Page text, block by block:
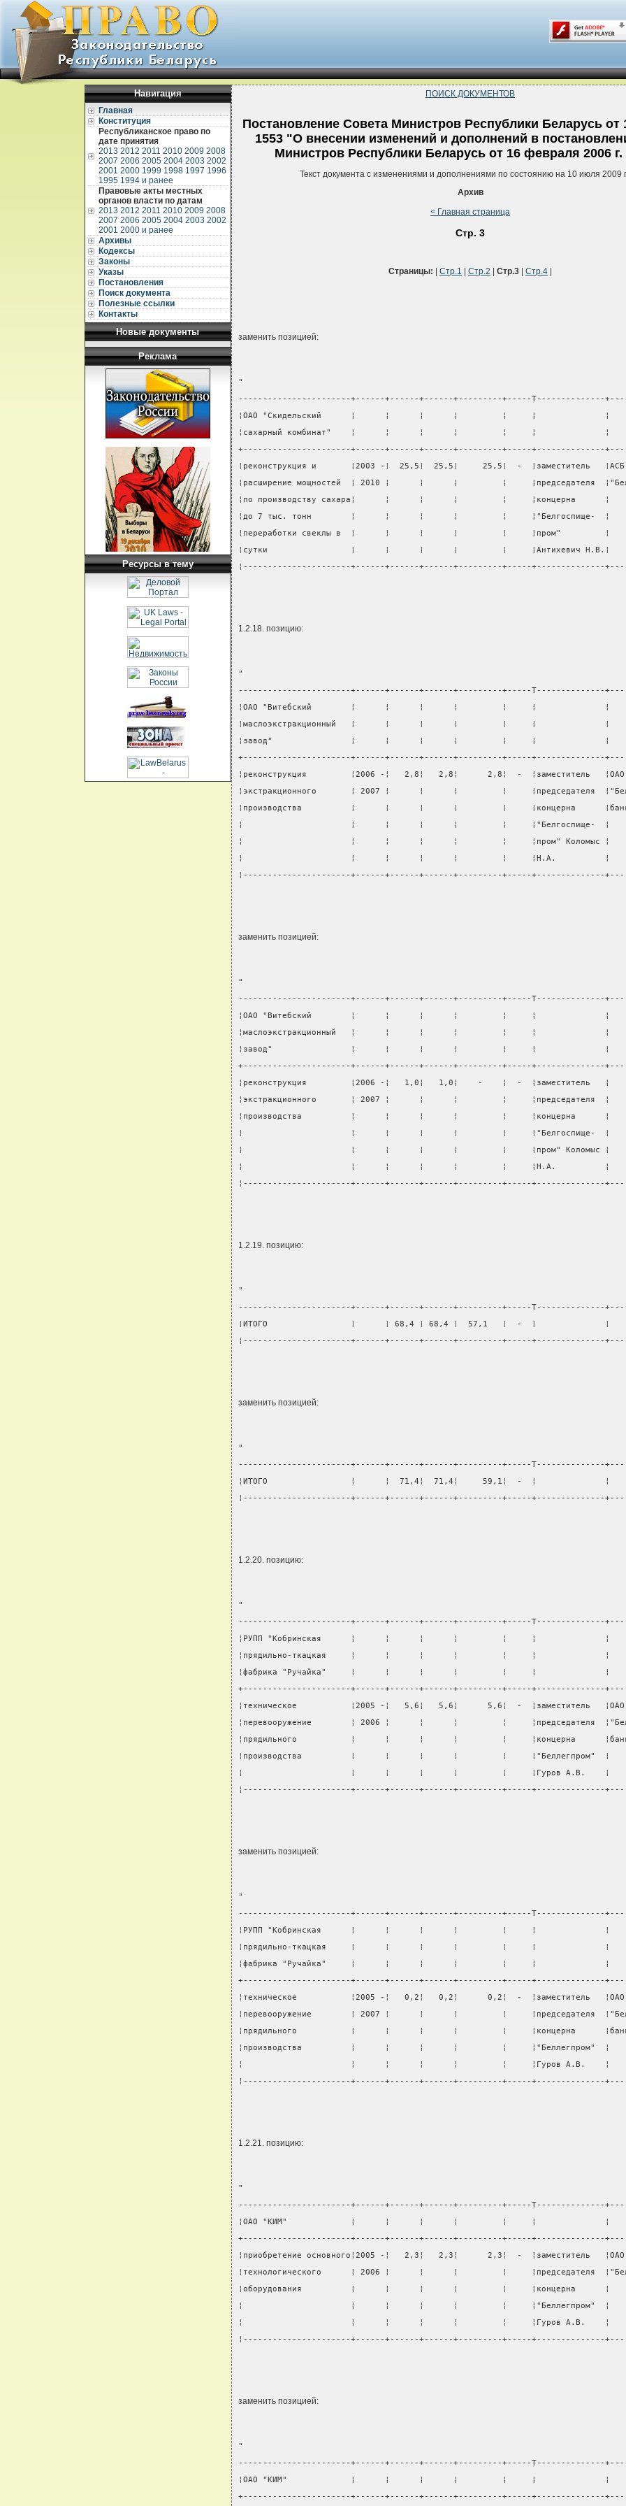
Навигация
Главная
Конституция
Республиканское право по
дате принятия
2013 2012 2011 2010 2009 2008
2007 2006 2005 2004 2003 2002
2001 2000 1999 1998 1997 1996
1995 1994 и ранее
Правовые акты местных
органов власти по датам
2013 2012 2011 2010 2009 2008
2007 2006 2005 2004 2003 2002
2001 2000 и ранее
Архивы
Кодексы
Законы
Указы
Постановления
Поиск документа
Полезные ссылки
Контакты
Новые документы
Реклама
Ресурсы в тему
ПОИСК ДОКУМЕНТОВ
Постановление Совета Министров Республики Беларусь от
1553 "О внесении изменений и дополнений в
Министров Республики Беларусь от 16 февраля 2006 г.
Текст документа с изменениями и дополнениями по состоянию на 10 июля 2009
Архив
< Главная страница
Стр. 3
Страницы: Стр.1 Стр.2 Стр.3 Стр.4
заменить позицией:
"
-----------------------+------+------+------+---------+-----T--------------
¦ОАО "Скидельский      ¦      ¦      ¦      ¦         ¦     ¦              ¦
¦сахарный комбинат"    ¦      ¦      ¦      ¦         ¦     ¦              ¦
+----------------------+------+------+------+---------+-----+--------------
¦реконструкция и       ¦2003 -¦  25,5¦  25,5¦     25,5¦  -  ¦заместитель
¦расширение мощностей  ¦ 2010 ¦      ¦      ¦         ¦     ¦председателя
¦по производству сахара¦      ¦      ¦      ¦         ¦     ¦концерна
¦до 7 тыс. тонн        ¦      ¦      ¦      ¦         ¦     ¦"Белгоспище-
¦переработки свеклы в  ¦      ¦      ¦      ¦         ¦     ¦пром"
¦сутки                 ¦      ¦      ¦      ¦         ¦     ¦Антихевич Н.В.¦
¦----------------------+------+------+------+---------+-----+--------------
1.2.18. позицию:
"
-----------------------+------+------+------+---------+-----T--------------
¦ОАО "Витебский        ¦      ¦      ¦      ¦         ¦     ¦              ¦
¦маслоэкстракционный   ¦      ¦      ¦      ¦         ¦     ¦
¦завод"                ¦      ¦      ¦      ¦         ¦     ¦              ¦
+----------------------+------+------+------+---------+-----+--------------
¦реконструкция         ¦2006 -¦   2,8¦   2,8¦      2,8¦  -  ¦заместитель
¦экстракционного       ¦ 2007 ¦      ¦      ¦         ¦     ¦председателя
¦производства          ¦      ¦      ¦      ¦         ¦     ¦концерна
¦                      ¦      ¦      ¦      ¦         ¦     ¦"Белгоспище-  ¦
¦                      ¦      ¦      ¦      ¦         ¦     ¦пром" Коломыс ¦
¦                      ¦      ¦      ¦      ¦         ¦     ¦Н.А.          ¦
¦----------------------+------+------+------+---------+-----+--------------
заменить позицией:
"
-----------------------+------+------+------+---------+-----T--------------
¦ОАО "Витебский        ¦      ¦      ¦      ¦         ¦     ¦              ¦
¦маслоэкстракционный   ¦      ¦      ¦      ¦         ¦     ¦
¦завод"                ¦      ¦      ¦      ¦         ¦     ¦              ¦
+----------------------+------+------+------+---------+-----+--------------
¦реконструкция         ¦2006 -¦   1,0¦   1,0¦    -    ¦  -  ¦заместитель
¦экстракционного       ¦ 2007 ¦      ¦      ¦         ¦     ¦председателя
¦производства          ¦      ¦      ¦      ¦         ¦     ¦концерна
¦                      ¦      ¦      ¦      ¦         ¦     ¦"Белгоспище-  ¦
¦                      ¦      ¦      ¦      ¦         ¦     ¦пром" Коломыс ¦
¦                      ¦      ¦      ¦      ¦         ¦     ¦Н.А.          ¦
¦----------------------+------+------+------+---------+-----+--------------
1.2.19. позицию:
"
-----------------------+------+------+------+---------+-----T--------------
¦ИТОГО                 ¦      ¦ 68,4 ¦ 68,4 ¦  57,1   ¦  -  ¦              ¦
¦----------------------+------+------+------+---------+-----+--------------
заменить позицией:
"
-----------------------+------+------+------+---------+-----T--------------
¦ИТОГО                 ¦      ¦  71,4¦  71,4¦     59,1¦  -  ¦              ¦
¦----------------------+------+------+------+---------+-----+--------------
1.2.20. позицию:
"
-----------------------+------+------+------+---------+-----T--------------
¦РУПП "Кобринская      ¦      ¦      ¦      ¦         ¦     ¦              ¦
¦прядильно-ткацкая     ¦      ¦      ¦      ¦         ¦     ¦              ¦
¦фабрика "Ручайка"     ¦      ¦      ¦      ¦         ¦     ¦              ¦
+----------------------+------+------+------+---------+-----+--------------
¦техническое           ¦2005 -¦   5,6¦   5,6¦      5,6¦  -  ¦заместитель
¦перевооружение        ¦ 2006 ¦      ¦      ¦         ¦     ¦председателя
¦прядильного           ¦      ¦      ¦      ¦         ¦     ¦концерна
¦производства          ¦      ¦      ¦      ¦         ¦     ¦"Беллегпром"
¦                      ¦      ¦      ¦      ¦         ¦     ¦Гуров А.В.    ¦
¦----------------------+------+------+------+---------+-----+--------------
заменить позицией:
"
-----------------------+------+------+------+---------+-----T--------------
¦РУПП "Кобринская      ¦      ¦      ¦      ¦         ¦     ¦              ¦
¦прядильно-ткацкая     ¦      ¦      ¦      ¦         ¦     ¦              ¦
¦фабрика "Ручайка"     ¦      ¦      ¦      ¦         ¦     ¦              ¦
+----------------------+------+------+------+---------+-----+--------------
¦техническое           ¦2005 -¦   0,2¦   0,2¦      0,2¦  -  ¦заместитель
¦перевооружение        ¦ 2007 ¦      ¦      ¦         ¦     ¦председателя
¦прядильного           ¦      ¦      ¦      ¦         ¦     ¦концерна
¦производства          ¦      ¦      ¦      ¦         ¦     ¦"Беллегпром"
¦                      ¦      ¦      ¦      ¦         ¦     ¦Гуров А.В.    ¦
¦----------------------+------+------+------+---------+-----+--------------
1.2.21. позицию:
"
-----------------------+------+------+------+---------+-----T--------------
¦ОАО "КИМ"             ¦      ¦      ¦      ¦         ¦     ¦              ¦
+----------------------+------+------+------+---------+-----+--------------
¦приобретение основного¦2005 -¦   2,3¦   2,3¦      2,3¦  -  ¦заместитель
¦технологического      ¦ 2006 ¦      ¦      ¦         ¦     ¦председателя
¦оборудования          ¦      ¦      ¦      ¦         ¦     ¦концерна
¦                      ¦      ¦      ¦      ¦         ¦     ¦"Беллегпром"  ¦
¦                      ¦      ¦      ¦      ¦         ¦     ¦Гуров А.В.    ¦
¦----------------------+------+------+------+---------+-----+--------------
заменить позицией:
"
-----------------------+------+------+------+---------+-----T--------------
¦ОАО "КИМ"             ¦      ¦      ¦      ¦         ¦     ¦              ¦
+----------------------+------+------+------+---------+-----+--------------